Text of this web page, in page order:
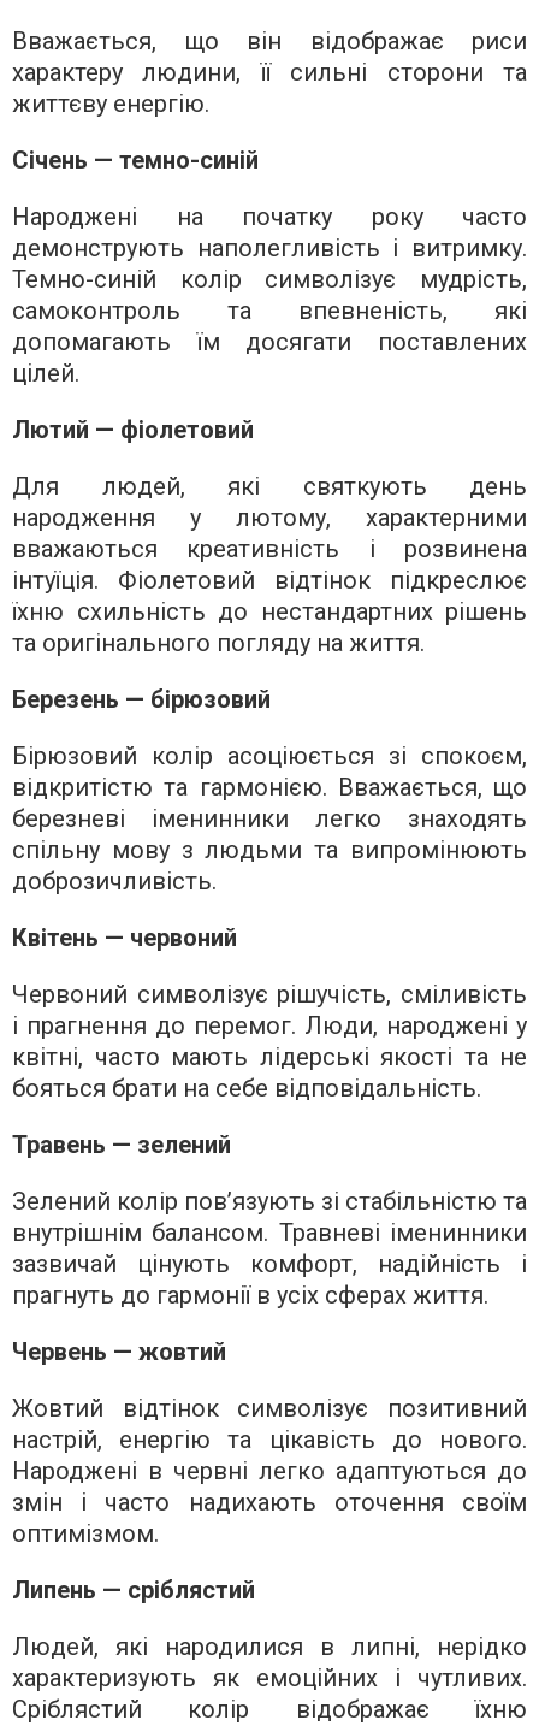
Вважається, що він відображає риси
характеру людини, її сильні сторони та
життєву енергію.
Січень — темно-синій
Народжені на початку року часто
демонструють наполегливість і витримку.
Темно-синій колір символізує мудрість,
самоконтроль та впевненість, які
допомагають їм досягати поставлених
цілей.
Лютий — фіолетовий
Для людей, які святкують день
народження у лютому, характерними
вважаються креативність і розвинена
інтуїція. Фіолетовий відтінок підкреслює
їхню схильність до нестандартних рішень
та оригінального погляду на життя.
Березень — бірюзовий
Бірюзовий колір асоціюється зі спокоєм,
відкритістю та гармонією. Вважається, що
березневі іменинники легко знаходять
спільну мову з людьми та випромінюють
доброзичливість.
Квітень — червоний
Червоний символізує рішучість, сміливість
і прагнення до перемог. Люди, народжені у
квітні, часто мають лідерські якості та не
бояться брати на себе відповідальність.
Травень — зелений
Зелений колір пов’язують зі стабільністю та
внутрішнім балансом. Травневі іменинники
зазвичай цінують комфорт, надійність і
прагнуть до гармонії в усіх сферах життя.
Червень — жовтий
Жовтий відтінок символізує позитивний
настрій, енергію та цікавість до нового.
Народжені в червні легко адаптуються до
змін і часто надихають оточення своїм
оптимізмом.
Липень — сріблястий
Людей, які народилися в липні, нерідко
характеризують як емоційних і чутливих.
Сріблястий колір відображає їхню